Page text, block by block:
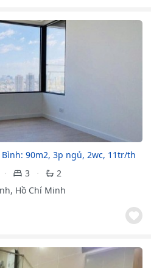
Bình: 90m2, 3p ngủ, 2wc, 11tr/th
3
2
Hồ Chí Minh